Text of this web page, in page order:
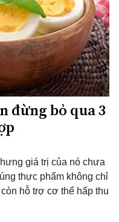
đừng bỏ qua 3
giá trị của nó chưa
thực phẩm không chỉ
hỗ trợ cơ thể hấp thu